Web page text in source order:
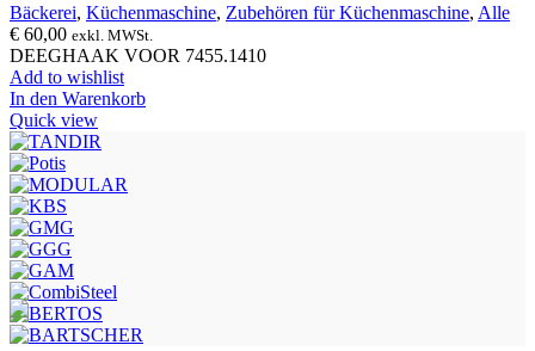
Bäckerei, Küchenmaschine, Zubehören für Küchenmaschine, Alle
€ 60,00 exkl. MWSt.
DEEGHAAK VOOR 7455.1410
Add to wishlist
In den Warenkorb
Quick view